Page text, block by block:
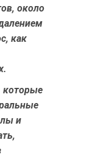
около
как
которые
и